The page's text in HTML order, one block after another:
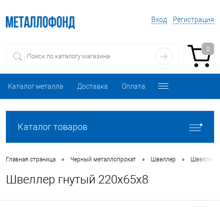
Вход Регистрация
0
Каталог металла Доставка Оплата
Каталог товаров
Главная страница • Черный металлопрокат • Швеллер • Швеллер
Швеллер гнутый 220х65х8